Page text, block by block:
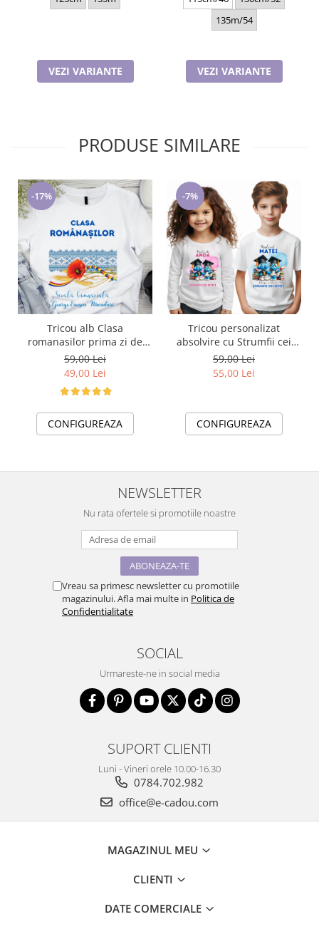
VEZI VARIANTE
135m/54
VEZI VARIANTE
PRODUSE SIMILARE
-17%
Tricou alb Clasa
romanasilor prima zi de
gradinita sau scoala din
bumbac ABS1133
59,00 Lei
49,00 Lei
CONFIGUREAZA
-7%
Tricou personalizat
absolvire cu Strumfii cei
isteti
59,00 Lei
55,00 Lei
CONFIGUREAZA
NEWSLETTER
Nu rata ofertele si promotiile noastre
Vreau sa primesc newsletter cu promotiile
magazinului. Afla mai multe in Politica de
Confidentialitate
SOCIAL
Urmareste-ne in social media
SUPORT CLIENTI
Luni - Vineri orele 10.00-16.30
0784.702.982
office@e-cadou.com
MAGAZINUL MEU
CLIENTI
DATE COMERCIALE